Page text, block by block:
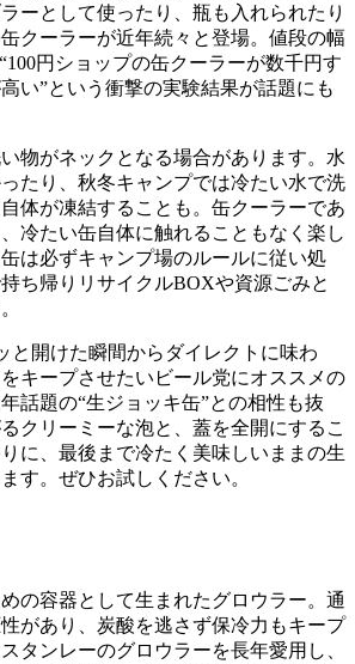
ーとして使ったり、瓶も入れられたり
クーラーが近年続々と登場。値段の幅
円ショップの缶クーラーが数千円す
い”という衝撃の実験結果が話題にも
物がネックとなる場合があります。水
たり、秋冬キャンプでは冷たい水で洗
体が凍結することも。缶クーラーであ
冷たい缶自体に触れることもなく楽し
は必ずキャンプ場のルールに従い処
ち帰りリサイクルBOXや資源ごみと
と開けた瞬間からダイレクトに味わ
キープさせたいビール党にオススメの
話題の“生ジョッキ缶”との相性も抜
クリーミーな泡と、蓋を全開にするこ
に、最後まで冷たく美味しいままの生
す。ぜひお試しください。
の容器として生まれたグロウラー。通
があり、炭酸を逃さず保冷力もキープ
タンレーのグロウラーを長年愛用し、